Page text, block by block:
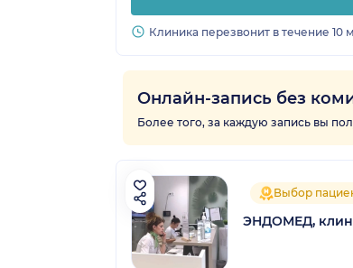
Клиника перезвонит в течение 10
Онлайн-запись без
Более того, за каждую запись вы
Выбор
ЭНДОМЕД,